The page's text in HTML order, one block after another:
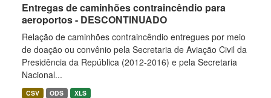
Entregas de caminhões contraincêndio para
aeroportos - DESCONTINUADO
Relação de caminhões contraincêndio entregues por meio
de doação ou convênio pela Secretaria de Aviação Civil da
Presidência da República (2012-2016) e pela Secretaria
Nacional...
CSV ODS XLS